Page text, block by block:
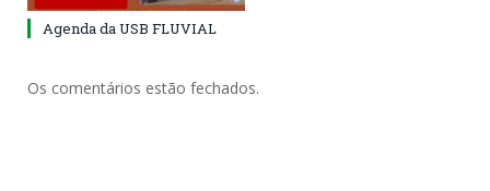
Agenda da USB FLUVIAL
Os comentários estão fechados.